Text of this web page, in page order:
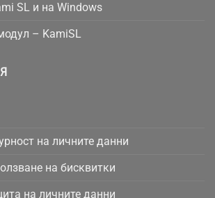
SL и на Windows
– KamiSL
на личните данни
на бисквитки
на личните данни